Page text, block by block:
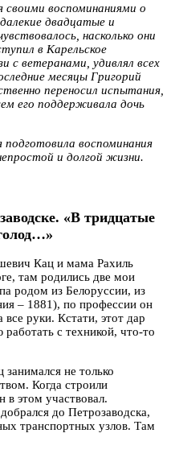
своими воспоминаниями о
двадцатые и
насколько они
в Карельское
с ветеранами, удивлял всех
месяцы Григорий
переносил испытания,
его поддерживала дочь
воспоминания
и долгой жизни.
«В тридцатые
Кац и мама Рахиль
там родились две мои
родом из Белоруссии, из
– 1881), по профессии он
руки. Кстати, этот дар
с техникой, что-то
занимался не только
Когда строили
в этом участвовал.
до Петрозаводска,
транспортных узлов. Там